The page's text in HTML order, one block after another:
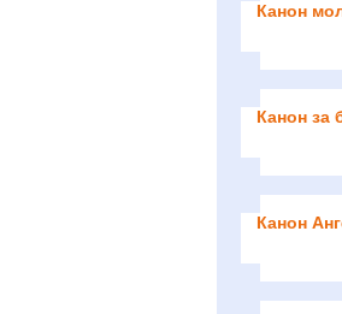
Канон
Канон за
Канон